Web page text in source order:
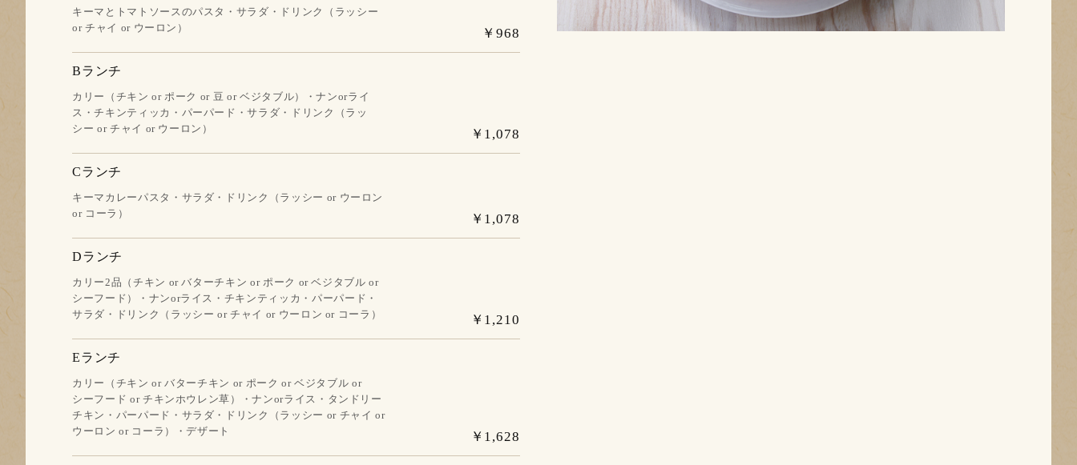
キーマとトマトソースのパスタ・サラダ・ドリンク（ラッシー
or チャイ or ウーロン）
￥968
Bランチ
カリー（チキン or ポーク or 豆 or ベジタブル）・ナンorライ
ス・チキンティッカ・パーパード・サラダ・ドリンク（ラッ
シー or チャイ or ウーロン）
￥1,078
Cランチ
キーマカレーパスタ・サラダ・ドリンク（ラッシー or ウーロン
or コーラ）
￥1,078
Dランチ
カリー2品（チキン or バターチキン or ポーク or ベジタブル or
シーフード）・ナンorライス・チキンティッカ・パーパード・
サラダ・ドリンク（ラッシー or チャイ or ウーロン or コーラ）
￥1,210
Eランチ
カリー（チキン or バターチキン or ポーク or ベジタブル or
シーフード or チキンホウレン草）・ナンorライス・タンドリー
チキン・パーパード・サラダ・ドリンク（ラッシー or チャイ or
ウーロン or コーラ）・デザート
￥1,628